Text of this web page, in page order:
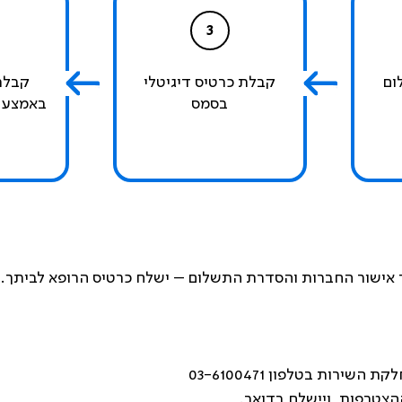
3
קבלת כרטיס דיגיטלי
בסמס
החברות והסדרת התשלום – ישלח כרטיס הרופא לביתך.
בטלפון 03-6100471